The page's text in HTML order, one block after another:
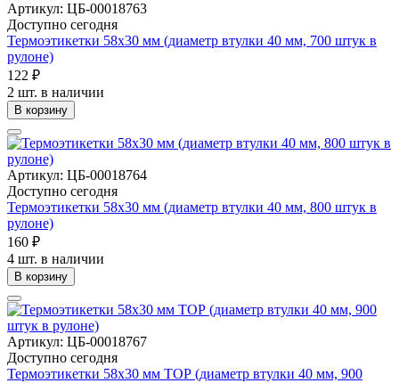
Артикул: ЦБ-00018763
Доступно сегодня
Термоэтикетки 58х30 мм (диаметр втулки 40 мм, 700 штук в
рулоне)
122 ₽
2 шт. в наличии
В корзину
Артикул: ЦБ-00018764
Доступно сегодня
Термоэтикетки 58х30 мм (диаметр втулки 40 мм, 800 штук в
рулоне)
160 ₽
4 шт. в наличии
В корзину
Артикул: ЦБ-00018767
Доступно сегодня
Термоэтикетки 58х30 мм ТОР (диаметр втулки 40 мм, 900